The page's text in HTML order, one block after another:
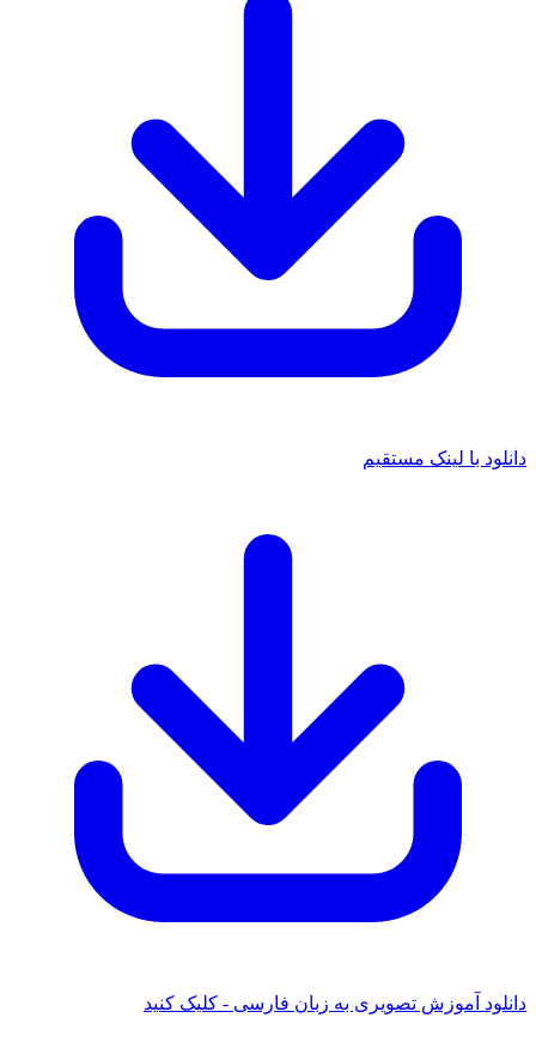
با لینک مستقیم
آموزش تصویری به زبان فارسی - کلیک کنید